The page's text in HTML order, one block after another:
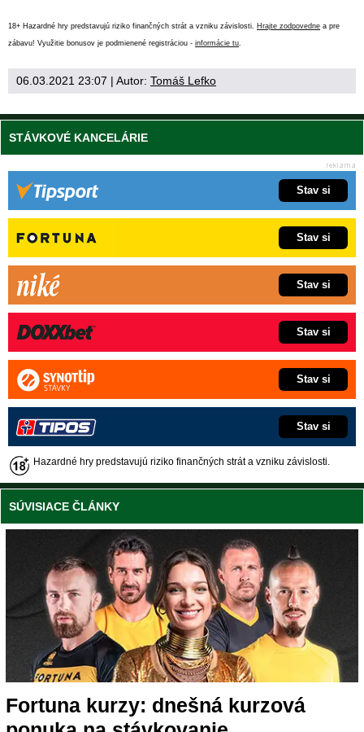
18+ Hazardné hry predstavujú riziko finančných strát a vzniku závislosti. Hrajte zodpovedne a pre
zábavu! Využitie bonusov je podmienené registráciou - informácie tu.
06.03.2021 23:07 | Autor: Tomáš Lefko
STÁVKOVÉ KANCELÁRIE
Stav si
Stav si
Stav si
Stav si
Stav si
Stav si
Hazardné hry predstavujú riziko finančných strát a vzniku závislosti.
SÚVISIACE ČLÁNKY
Fortuna kurzy: dnešná kurzová